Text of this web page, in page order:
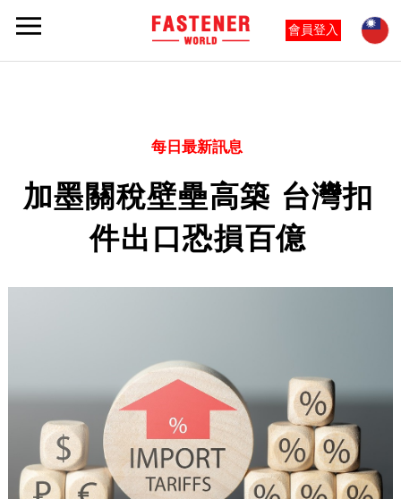
會員登入
每日最新訊息
加墨關稅壁壘高築 台灣扣
件出口恐損百億